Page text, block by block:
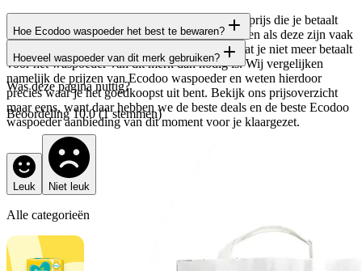
Wat ook niet onbelangrijk is, dat is uiteraard de prijs die je betaalt
voor Ecodoo waspoeder. Duurzame wasmiddelen als deze zijn vaak
(nog) wat duurder, maar Deal.nl zorgt ervoor dat je niet meer betaalt
voor het waspoeder van dit merk dan nodig is. Wij vergelijken
namelijk de prijzen van Ecodoo waspoeder en weten hierdoor
precies waar je het goedkoopst uit bent. Bekijk ons prijsoverzicht
maar eens, want daar hebben we de beste deals en de beste Ecodoo
waspoeder aanbieding van dit moment voor je klaargezet.
Hoe Ecodoo waspoeder het best te bewaren?
Het waspoeder van dit merk bewaar je het beste op een koele en
droge plaats. Met name dit laatste is van belang om te voorkomen
dat het poeder in de verpakking gaat klonteren. Verder is het
belangrijk dat ervoor zorgt dat kinderen er niet bij kunnen.
Hoeveel waspoeder van dit merk gebruiken?
Voor de juiste dosering van dit waspoeder verwijzen we je naar de
verpakking. Hierop vind je de door de fabrikant aangeraden
dosering. Natuurlijk kun je hiervan afwijken, maar doe dit alleen als
je hier een goede reden voor hebt. Bijvoorbeeld als je vindt dat je
was onvoldoende schoon is of iets meer mag ruiken als het uit de
machine komt.
Was deze pagina nuttig?
Beoordeling10.0 (1stemmen)
Leuk Niet leuk
Alle categorieën